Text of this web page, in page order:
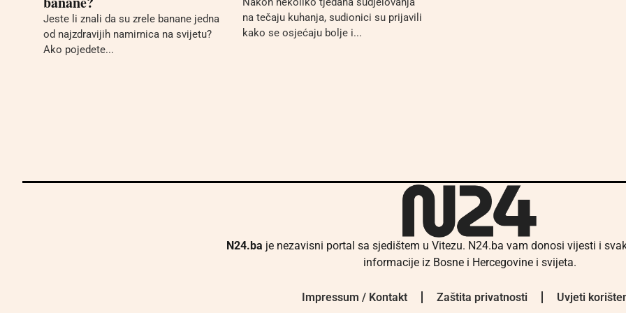
Jeste li znali da su zrele banane jedna
od najzdravijih namirnica na svijetu?
Ako pojedete...
na tečaju kuhanja, sudionici su prijavili
kako se osjećaju bolje i...
N24.ba je nezavisni portal sa sjedištem u Vitezu. N24.ba vam donosi vijesti i
informacije iz Bosne i Hercegovine i svijeta.
Impressum / Kontakt Zaštita privatnosti Uvjeti